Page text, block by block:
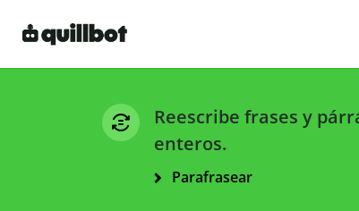
Reescribe frases y
enteros.
Parafrasear